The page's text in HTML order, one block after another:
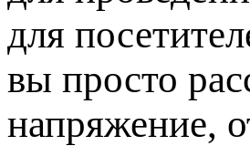
для
вы просто
напряжение,